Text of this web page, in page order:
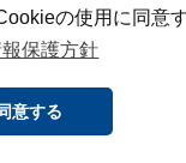
の使用に同意
保護方針
意する